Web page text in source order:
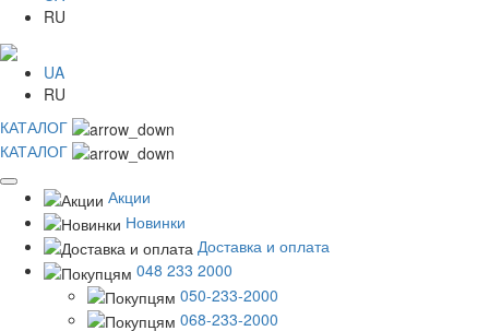
RU
UA
RU
КАТАЛОГ
КАТАЛОГ
Акции
Новинки
Доставка и оплата
048 233 2000
050-233-2000
068-233-2000